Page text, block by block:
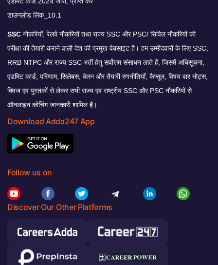
SSC नौकरियों, रेलवे नौकरियों तथा राज्य SSC और PSC/ सिविल नौकरियों की
परीक्षा की तैयारी कराने वाली देश की प्रमुख वेबसाइट है। हम उम्मीदवारों के लिए SSC,
RRB NTPC और राज्य SSC भर्ती हेतु सर्वोत्तम संसाधन लाते हैं, जिसमें अधिसूचना,
एडमिट कार्ड, परिणाम, सिलेबस, वेतन और तैयारी रणनीतियाँ, कैप्सूल, विषय वार नोट्स,
क्विज एवं पुस्तकों से लेकर सभी राज्य एवं राष्ट्रीय SSC और PSC नौकरियों से
ऑनलाइन कोचिंग जानकारी शामिल है।
Download Adda247 App
Follow us on
Discover Our Other Platforms